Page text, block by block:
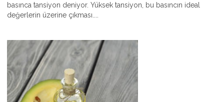
basınca tansiyon deniyor. Yüksek tansiyon, bu basıncın ideal
değerlerin üzerine çıkması....